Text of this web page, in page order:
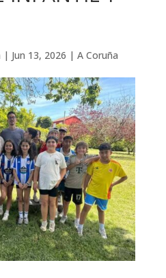
| Jun 13, 2026 | A Coruña